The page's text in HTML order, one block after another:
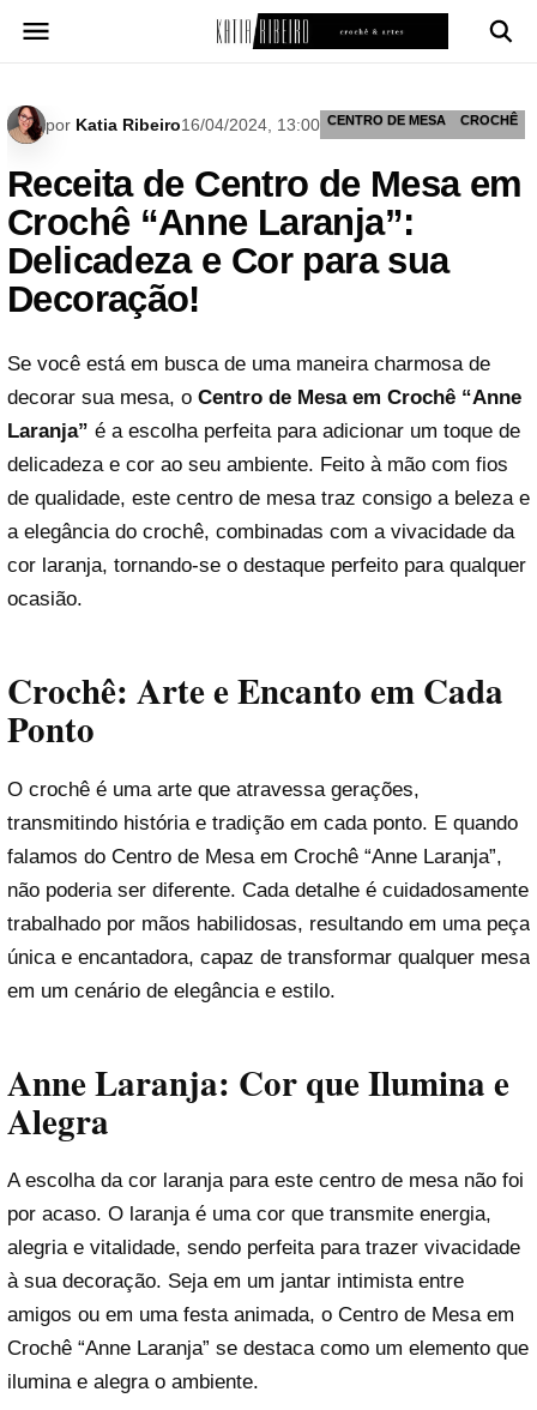
para
por Katia Ribeiro16/04/2024, 13:00 CENTRO DE MESA CROCHÊ
Receita de Centro de Mesa em
Crochê “Anne Laranja”:
Delicadeza e Cor para sua
Decoração!
Se você está em busca de uma maneira charmosa de
decorar sua mesa, o Centro de Mesa em Crochê “Anne
Laranja” é a escolha perfeita para adicionar um toque de
delicadeza e cor ao seu ambiente. Feito à mão com fios
de qualidade, este centro de mesa traz consigo a beleza e
a elegância do crochê, combinadas com a vivacidade da
cor laranja, tornando-se o destaque perfeito para qualquer
ocasião.
Crochê: Arte e Encanto em Cada
Ponto
O crochê é uma arte que atravessa gerações,
transmitindo história e tradição em cada ponto. E quando
falamos do Centro de Mesa em Crochê “Anne Laranja”,
não poderia ser diferente. Cada detalhe é cuidadosamente
trabalhado por mãos habilidosas, resultando em uma peça
única e encantadora, capaz de transformar qualquer mesa
em um cenário de elegância e estilo.
Anne Laranja: Cor que Ilumina e
Alegra
A escolha da cor laranja para este centro de mesa não foi
por acaso. O laranja é uma cor que transmite energia,
alegria e vitalidade, sendo perfeita para trazer vivacidade
à sua decoração. Seja em um jantar intimista entre
amigos ou em uma festa animada, o Centro de Mesa em
Crochê “Anne Laranja” se destaca como um elemento que
ilumina e alegra o ambiente.